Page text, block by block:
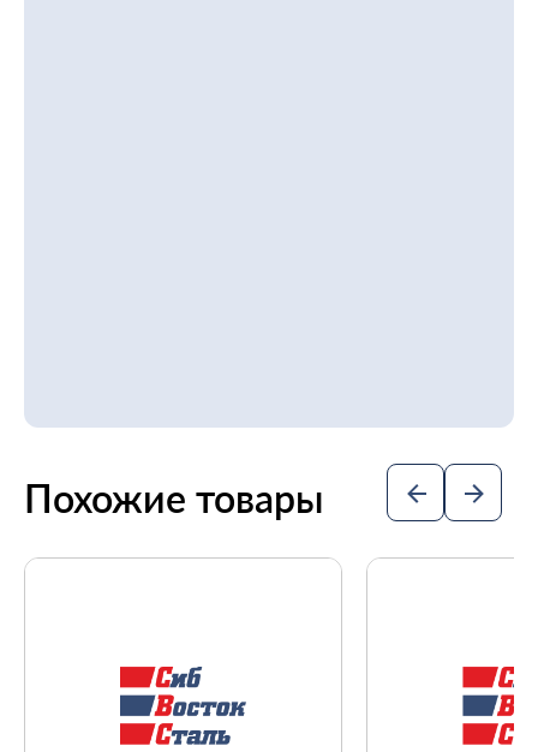
Похожие товары